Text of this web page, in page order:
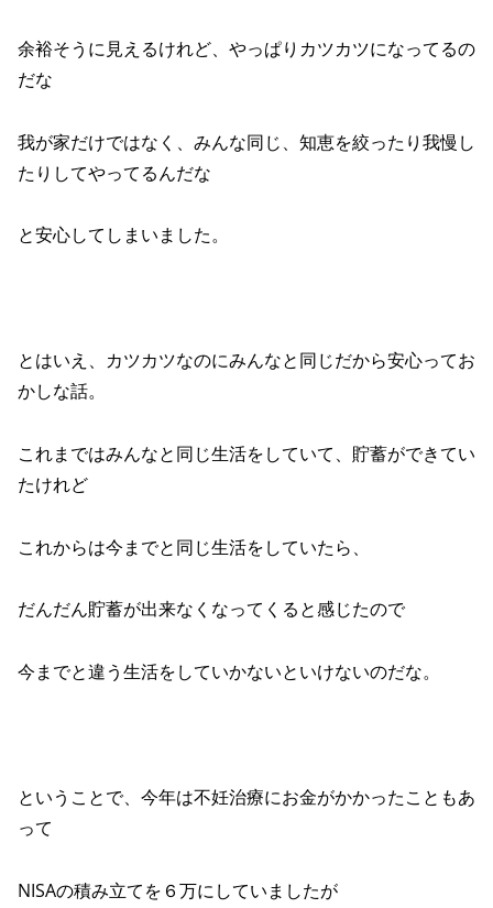
余裕そうに見えるけれど、やっぱりカツカツになってるの
だな
我が家だけではなく、みんな同じ、知恵を絞ったり我慢し
たりしてやってるんだな
と安心してしまいました。
とはいえ、カツカツなのにみんなと同じだから安心ってお
かしな話。
これまではみんなと同じ生活をしていて、貯蓄ができてい
たけれど
これからは今までと同じ生活をしていたら、
だんだん貯蓄が出来なくなってくると感じたので
今までと違う生活をしていかないといけないのだな。
ということで、今年は不妊治療にお金がかかったこともあ
って
NISAの積み立てを６万にしていましたが